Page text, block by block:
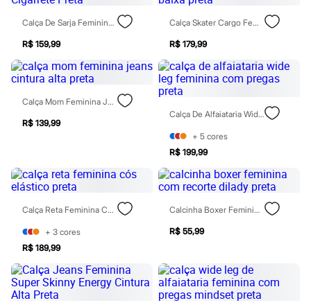
Rasteirinhas
Sandálias
Diversão
Marcas
Baby Club
Fifteen
Miss Fifteen
Palomino
Moda íntima
Pijamas
Moda praia
Biquínis e Maiôs
Blusas de proteção
Personagens
Bluey
Hello Kitty
Homem Aranha
Minecraft
Calça De Sarja Feminina Cintura Alta Sawary Cigarrete Preta
R$ 159,99
Calça Skater Cargo Feminina De Sarja Cintura Baixa Preta
R$ 179,99
Calça Mom Feminina Jeans Cintura Alta Preta
R$ 139,99
Calça De Alfaiataria Wide Leg Feminina Com Pregas Preta
+ 5 cores
R$ 199,99
Calça Reta Feminina Cós Elástico Preta
+ 3 cores
R$ 189,99
Calcinha Boxer Feminina Com Recorte Dilady Preta
R$ 55,99